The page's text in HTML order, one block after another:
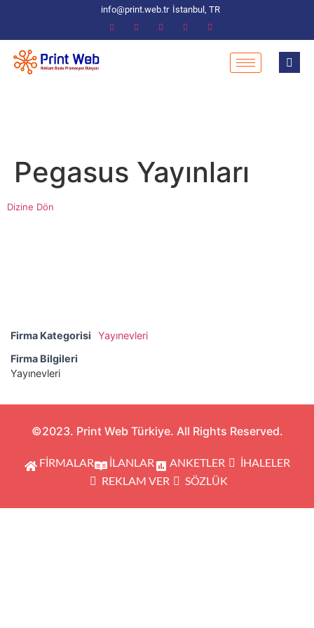
info@print.web.tr İstanbul, TR
Pegasus Yayınları
Dizine Dön
Firma Kategorisi
Yayınevleri
Firma Bilgileri
Yayınevleri
©2023. Print Web Türkiye. All Rights Reserved.
FİRMALAR İLANLAR ANKETLER
İHALELER
REKLAM VER
SÖZLÜK